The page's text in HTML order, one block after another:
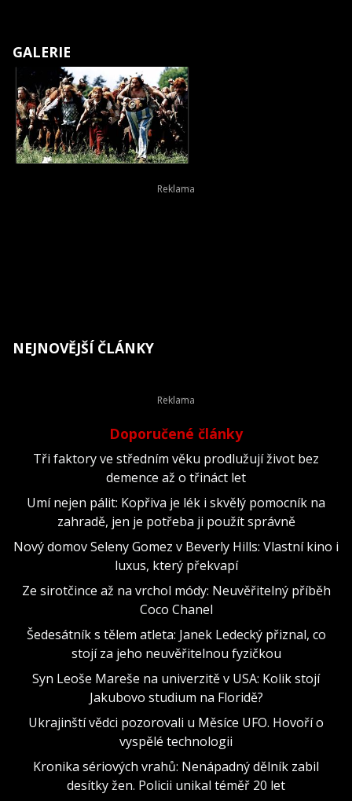
GALERIE
NEJNOVĚJŠÍ ČLÁNKY
Doporučené články
Tři faktory ve středním věku prodlužují život bez
demence až o třináct let
Umí nejen pálit: Kopřiva je lék i skvělý pomocník na
zahradě, jen je potřeba ji použít správně
Nový domov Seleny Gomez v Beverly Hills: Vlastní kino i
luxus, který překvapí
Ze sirotčince až na vrchol módy: Neuvěřitelný příběh
Coco Chanel
Šedesátník s tělem atleta: Janek Ledecký přiznal, co
stojí za jeho neuvěřitelnou fyzičkou
Syn Leoše Mareše na univerzitě v USA: Kolik stojí
Jakubovo studium na Floridě?
Ukrajinští vědci pozorovali u Měsíce UFO. Hovoří o
vyspělé technologii
Kronika sériových vrahů: Nenápadný dělník zabil
desítky žen. Policii unikal téměř 20 let